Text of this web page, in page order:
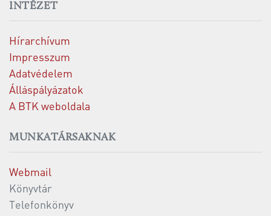
INTÉZET
Hírarchívum
Impresszum
Adatvédelem
Álláspályázatok
A BTK weboldala
MUNKATÁRSAKNAK
Webmail
Könyvtár
Telefonkönyv